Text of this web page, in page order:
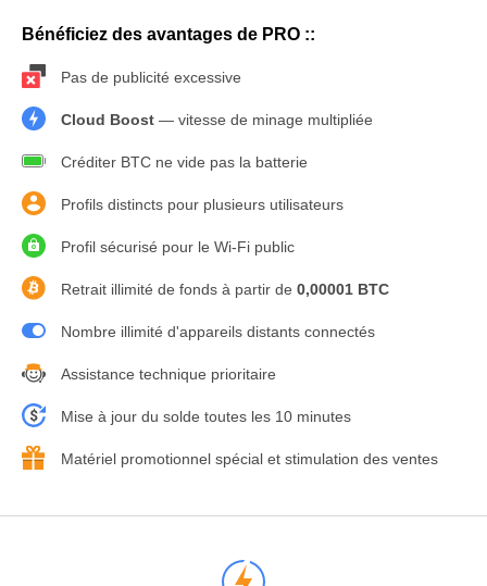
Bénéficiez des avantages de PRO ::
Pas de publicité excessive
Cloud Boost — vitesse de minage multipliée
Créditer BTC ne vide pas la batterie
Profils distincts pour plusieurs utilisateurs
Profil sécurisé pour le Wi-Fi public
Retrait illimité de fonds à partir de 0,00001 BTC
Nombre illimité d'appareils distants connectés
Assistance technique prioritaire
Mise à jour du solde toutes les 10 minutes
Matériel promotionnel spécial et stimulation des ventes